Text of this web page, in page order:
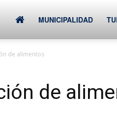
Municipalidad
de
MUNICIPALIDAD
de alimentos
de